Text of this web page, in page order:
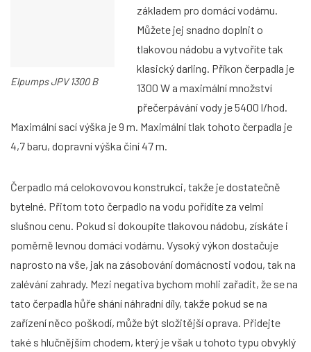
Elpumps JPV 1300 B
základem pro domácí vodárnu.
Můžete jej snadno doplnit o
tlakovou nádobu a vytvoříte tak
klasický darling. Příkon čerpadla je
1300 W a maximální množství
přečerpávání vody je 5400 l/hod.
Maximální sací výška je 9 m. Maximální tlak tohoto čerpadla je
4,7 baru, dopravní výška činí 47 m.
Čerpadlo má celokovovou konstrukci, takže je dostatečně
bytelné. Přitom toto čerpadlo na vodu pořídíte za velmi
slušnou cenu. Pokud si dokoupíte tlakovou nádobu, získáte i
poměrně levnou domácí vodárnu. Vysoký výkon dostačuje
naprosto na vše, jak na zásobování domácnosti vodou, tak na
zalévání zahrady. Mezi negativa bychom mohli zařadit, že se na
tato čerpadla hůře shání náhradní díly, takže pokud se na
zařízení něco poškodí, může být složitější oprava. Přidejte
také s hlučnějším chodem, který je však u tohoto typu obvyklý